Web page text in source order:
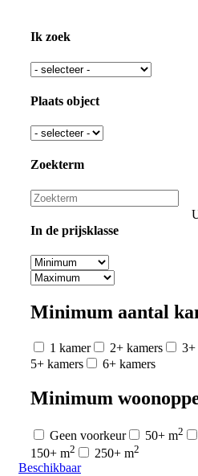
Ik zoek
Plaats object
Zoekterm
In de prijsklasse
Minimum aantal
1 kamer 2+ kamers 3+
5+ kamers
6+ kamers
Minimum
Geen voorkeur 50+ m2
150+ m2 250+ m2
Beschikbaar